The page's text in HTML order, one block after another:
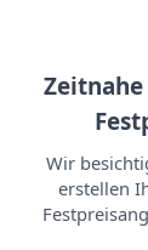
Wir
erstellen